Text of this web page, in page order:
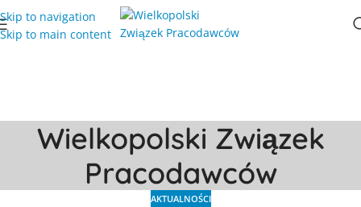
Skip to navigation
Skip to main content
Wielkopolski Związek
Pracodawców
AKTUALNOŚCI